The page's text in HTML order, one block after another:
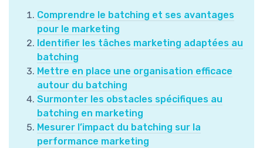
Comprendre le batching et ses avantages
pour le marketing
Identifier les tâches marketing adaptées au
batching
Mettre en place une organisation efficace
autour du batching
Surmonter les obstacles spécifiques au
batching en marketing
Mesurer l’impact du batching sur la
performance marketing